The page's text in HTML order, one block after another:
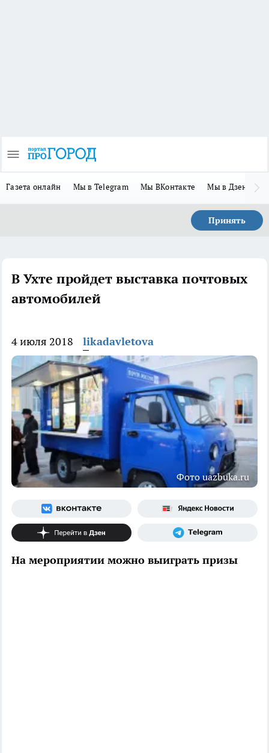
Газета онлайн Мы в Telegram Мы ВКонтакте Мы в Дзене
Принять
В Ухте пройдет выставка почтовых
автомобилей
4 июля 2018 likadavletova
Фото uazbuka.ru
На мероприятии можно выиграть призы